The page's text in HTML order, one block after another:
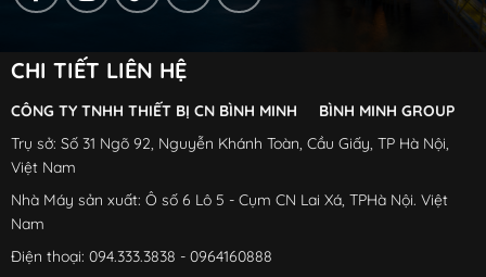
CHI TIẾT LIÊN HỆ
CÔNG TY TNHH THIẾT BỊ CN BÌNH MINH BÌNH MINH GROUP
Trụ sở: Số 31 Ngõ 92, Nguyễn Khánh Toàn, Cầu Giấy, TP Hà Nội,
Việt Nam
Nhà Máy sản xuất: Ô số 6 Lô 5 - Cụm CN Lai Xá, TPHà Nội. Việt
Nam
Điện thoại: 094.333.3838 - 0964160888